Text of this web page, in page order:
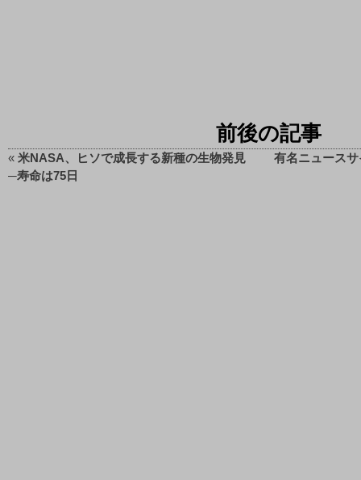
前後の記事
« 米NASA、ヒソで成長する新種の生物発見
─寿命は75日
有名ニュース